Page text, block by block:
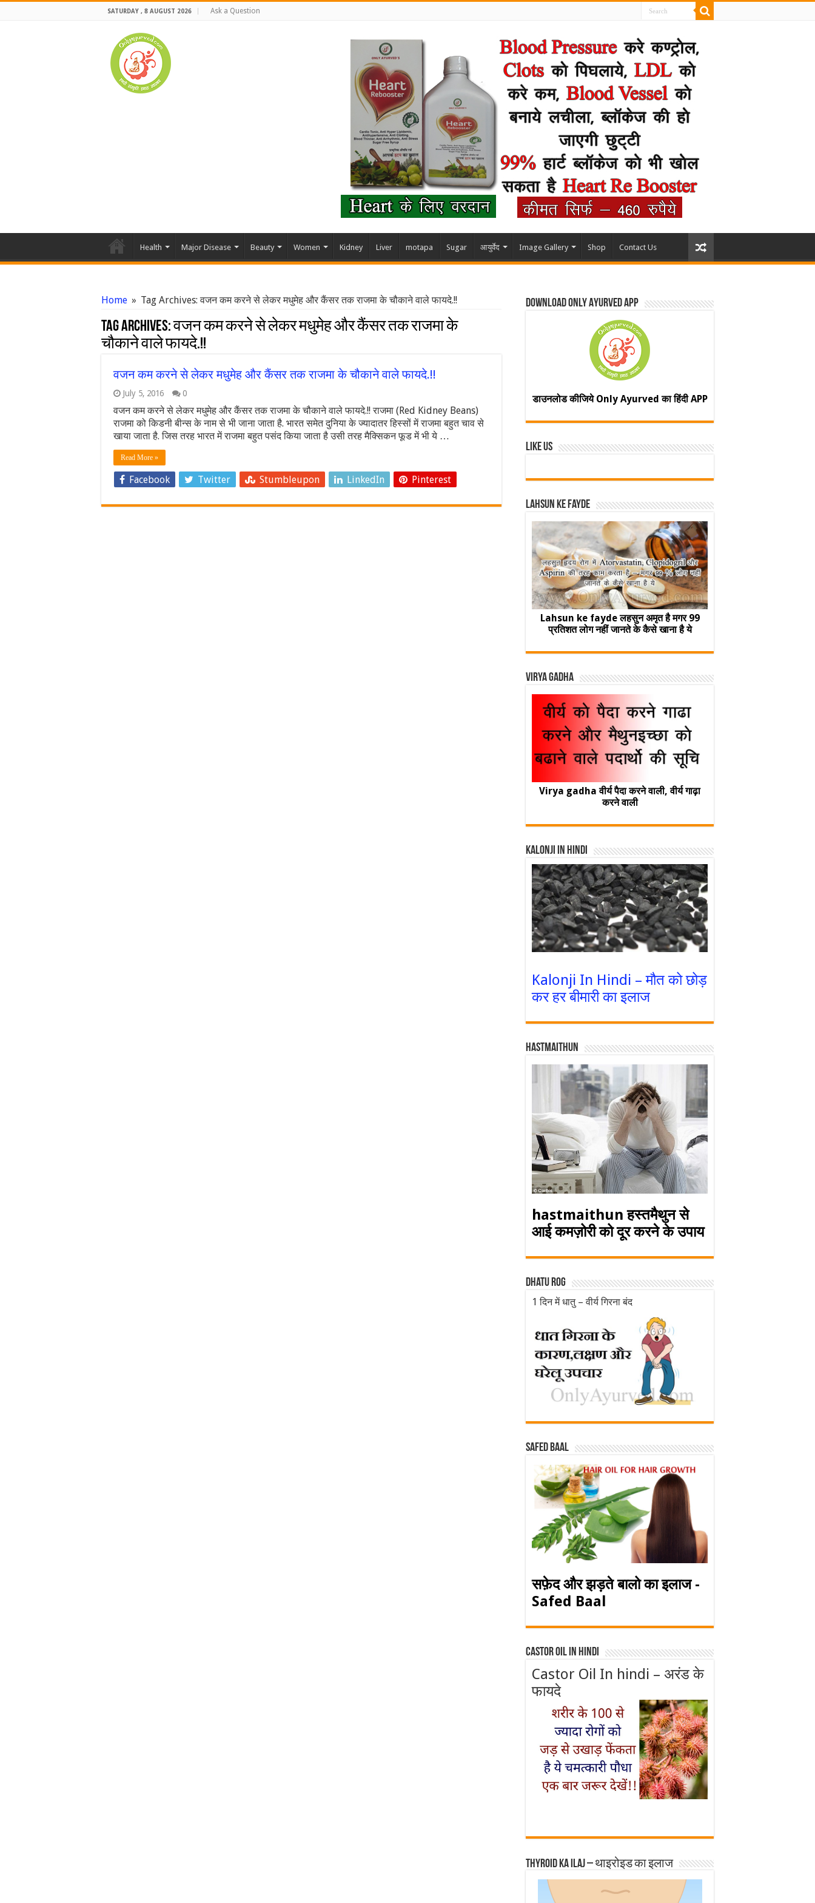
SATURDAY , 8 AUGUST 2026 Ask a Question
Health Major Disease Beauty Women Kidney Liver motapa Sugar आयुर्वेद Image Gallery Shop Contact Us
Home » Tag Archives: वजन कम करने से लेकर मधुमेह और कैंसर तक राजमा के चौकाने वाले फायदे.!!
Tag Archives:वजन कम करने से लेकर मधुमेह और कैंसर तक राजमा के
चौकाने वाले फायदे.!!
वजन कम करने से लेकर मधुमेह और कैंसर तक राजमा के चौकाने वाले फायदे.!!
July 5, 2016 0
वजन कम करने से लेकर मधुमेह और कैंसर तक राजमा के चौकाने वाले फायदे.!! राजमा (Red Kidney Beans)
राजमा को किडनी बीन्स के नाम से भी जाना जाता है. भारत समेत दुनिया के ज्यादातर हिस्सों में राजमा बहुत चाव से
खाया जाता है. जिस तरह भारत में राजमा बहुत पसंद किया जाता है उसी तरह मैक्सिकन फूड में भी ये …
Read More »
Facebook Twitter Stumbleupon LinkedIn Pinterest
Download Only Ayurved App
डाउनलोड कीजिये Only Ayurved का हिंदी APP
Like Us
Lahsun ke fayde
Lahsun ke fayde लहसुन अमृत है मगर 99
प्रतिशत लोग नहीं जानते के कैसे खाना है ये
Virya Gadha
Virya gadha वीर्य पैदा करने वाली, वीर्य गाढ़ा
करने वाली
Kalonji In Hindi
Kalonji In Hindi – मौत को छोड़
कर हर बीमारी का इलाज
Hastmaithun
hastmaithun हस्तमैथुन से
आई कमज़ोरी को दूर करने के उपाय
Dhatu rog
1 दिन में धातु – वीर्य गिरना बंद
Safed baal
सफ़ेद और झड़ते बालो का इलाज -
Safed Baal
Castor Oil In Hindi
Castor Oil In hindi – अरंड के
फायदे
Thyroid ka ilaj – थाइरोइड का इलाज